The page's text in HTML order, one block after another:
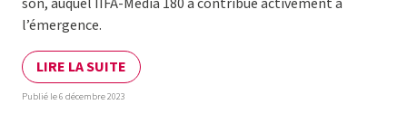
l’émergence.
LIRE LA SUITE
Publié le 6 décembre 2023